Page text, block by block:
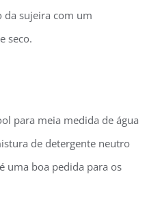
da sujeira com um
seco.
para meia medida de água
de detergente neutro
uma boa pedida para os